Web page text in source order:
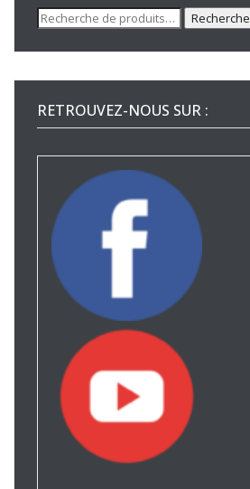
Recherche
pour :
Recherche
RETROUVEZ-NOUS SUR :